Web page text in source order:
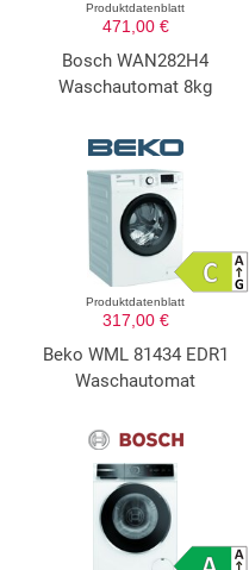
Produktdatenblatt
471,00 €
Bosch WAN282H4
Waschautomat 8kg
Produktdatenblatt
317,00 €
Beko WML 81434 EDR1
Waschautomat